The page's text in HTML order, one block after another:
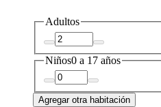
Adultos
Niños0 a 17 años
Agregar otra habitación